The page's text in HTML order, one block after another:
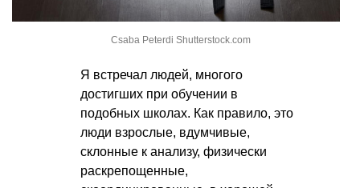
Csaba Peterdi Shutterstock.com
Я встречал людей, многого
достигших при обучении в
подобных школах. Как правило, это
люди взрослые, вдумчивые,
склонные к анализу, физически
раскрепощенные,